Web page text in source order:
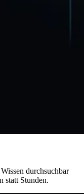
durchsuchbar
statt Stunden.